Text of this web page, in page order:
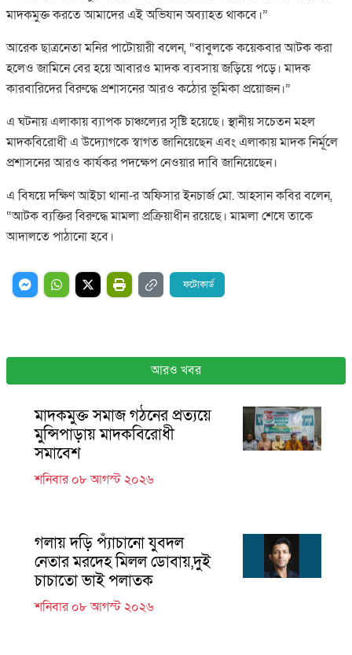
মাদকমুক্ত করতে আমাদের এই অভিযান অব্যাহত থাকবে।”
আরেক ছাত্রনেতা মনির পাটোয়ারী বলেন, “বাবুলকে কয়েকবার আটক করা
হলেও জামিনে বের হয়ে আবারও মাদক ব্যবসায় জড়িয়ে পড়ে। মাদক
কারবারিদের বিরুদ্ধে প্রশাসনের আরও কঠোর ভূমিকা প্রয়োজন।”
এ ঘটনায় এলাকায় ব্যাপক চাঞ্চল্যের সৃষ্টি হয়েছে। স্থানীয় সচেতন মহল
মাদকবিরোধী এ উদ্যোগকে স্বাগত জানিয়েছেন এবং এলাকায় মাদক নির্মূলে
প্রশাসনের আরও কার্যকর পদক্ষেপ নেওয়ার দাবি জানিয়েছেন।
এ বিষয়ে দক্ষিণ আইচা থানা-র অফিসার ইনচার্জ মো. আহসান কবির বলেন,
“আটক ব্যক্তির বিরুদ্ধে মামলা প্রক্রিয়াধীন রয়েছে। মামলা শেষে তাকে
আদালতে পাঠানো হবে।
ফটোকার্ড
আরও খবর
মাদকমুক্ত সমাজ গঠনের প্রত্যয়ে
মুন্সিপাড়ায় মাদকবিরোধী
সমাবেশ
শনিবার ০৮ আগস্ট ২০২৬
গলায় দড়ি প্যাঁচানো যুবদল
নেতার মরদেহ মিলল ডোবায়,দুই
চাচাতো ভাই পলাতক
শনিবার ০৮ আগস্ট ২০২৬